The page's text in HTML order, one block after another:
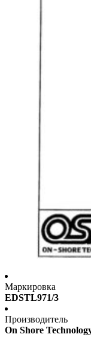
Маркировка
EDSTL971/3
Производитель
On Shore